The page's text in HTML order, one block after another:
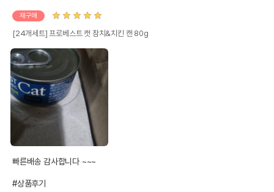
재구매
[24개세트] 프로베스트 캣 참치&치킨 캔 80g
빠른배송 감사합니다 ~~~
#상품후기